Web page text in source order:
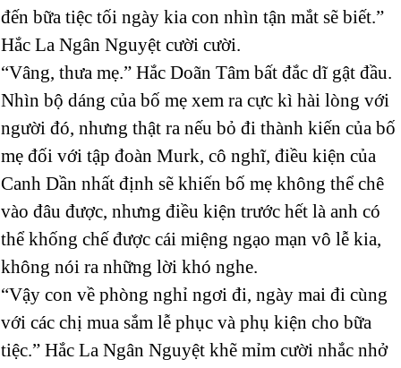
đến bữa tiệc tối ngày kia con nhìn tận mắt sẽ biết.”
Hắc La Ngân Nguyệt cười cười.
“Vâng, thưa mẹ.” Hắc Doãn Tâm bất đắc dĩ gật đầu.
Nhìn bộ dáng của bố mẹ xem ra cực kì hài lòng với
người đó, nhưng thật ra nếu bỏ đi thành kiến của bố
mẹ đối với tập đoàn Murk, cô nghĩ, điều kiện của
Canh Dần nhất định sẽ khiến bố mẹ không thể chê
vào đâu được, nhưng điều kiện trước hết là anh có
thể khống chế được cái miệng ngạo mạn vô lễ kia,
không nói ra những lời khó nghe.
“Vậy con về phòng nghỉ ngơi đi, ngày mai đi cùng
với các chị mua sắm lễ phục và phụ kiện cho bữa
tiệc.” Hắc La Ngân Nguyệt khẽ mỉm cười nhắc nhở